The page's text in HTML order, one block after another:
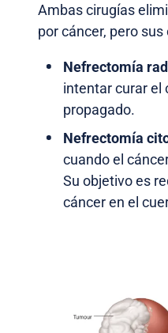
Ambas cirugías
por cáncer, pero
Nefrectomía
intentar curar el
propagado.
Nefrectomía
cuando el
Su objetivo es
cáncer en el